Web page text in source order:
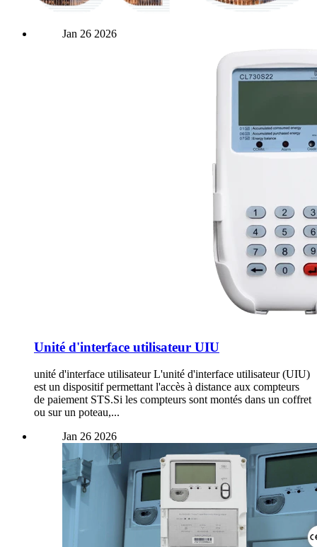
Jan 26 2026
Unité d'interface utilisateur UIU
unité d'interface utilisateur L'unité d'interface utilisateur (UIU)
est un dispositif permettant l'accès à distance aux compteurs
de paiement STS.Si les compteurs sont montés dans un coffret
ou sur un poteau,...
Jan 26 2026